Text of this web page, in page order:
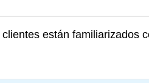
están familiarizados